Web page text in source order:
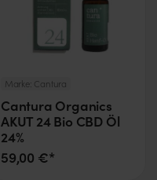
Marke: Cantura
Cantura Organics
AKUT 24 Bio CBD Öl
24%
59,00 €*